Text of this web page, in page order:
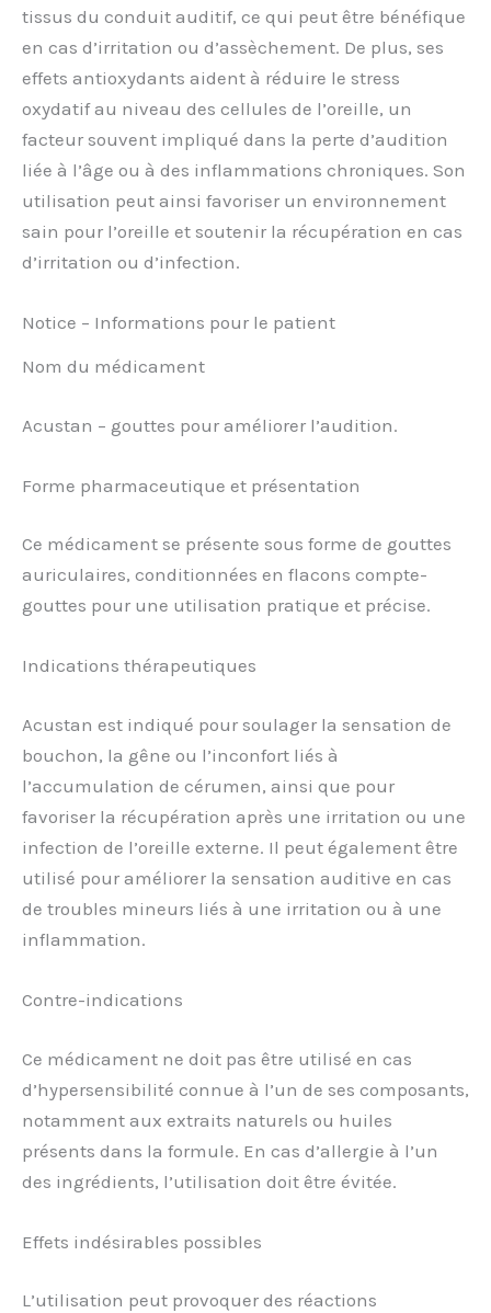
tissus du conduit auditif, ce qui peut être bénéfique
en cas d’irritation ou d’assèchement. De plus, ses
effets antioxydants aident à réduire le stress
oxydatif au niveau des cellules de l’oreille, un
facteur souvent impliqué dans la perte d’audition
liée à l’âge ou à des inflammations chroniques. Son
utilisation peut ainsi favoriser un environnement
sain pour l’oreille et soutenir la récupération en cas
d’irritation ou d’infection.
Notice – Informations pour le patient
Nom du médicament
Acustan – gouttes pour améliorer l’audition.
Forme pharmaceutique et présentation
Ce médicament se présente sous forme de gouttes
auriculaires, conditionnées en flacons compte-
gouttes pour une utilisation pratique et précise.
Indications thérapeutiques
Acustan est indiqué pour soulager la sensation de
bouchon, la gêne ou l’inconfort liés à
l’accumulation de cérumen, ainsi que pour
favoriser la récupération après une irritation ou une
infection de l’oreille externe. Il peut également être
utilisé pour améliorer la sensation auditive en cas
de troubles mineurs liés à une irritation ou à une
inflammation.
Contre-indications
Ce médicament ne doit pas être utilisé en cas
d’hypersensibilité connue à l’un de ses composants,
notamment aux extraits naturels ou huiles
présents dans la formule. En cas d’allergie à l’un
des ingrédients, l’utilisation doit être évitée.
Effets indésirables possibles
L’utilisation peut provoquer des réactions